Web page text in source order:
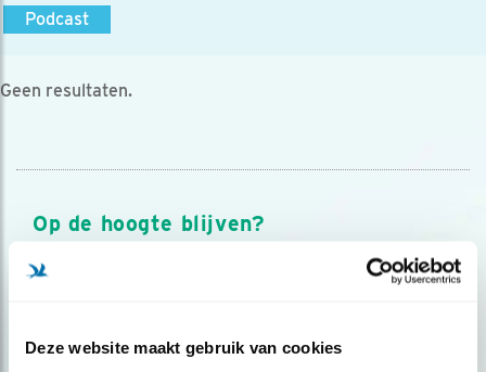
Deze website maakt gebruik van cookies
Podcast
Geen resultaten.
Op de hoogte blijven?
Meld je aan en ontvang nieuws, inspiratie, acties en tips
over vogels en activiteiten van Vogelbescherming.